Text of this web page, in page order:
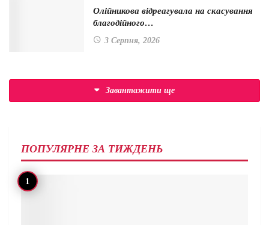
Олійникова відреагувала на скасування
благодійного…
3 Серпня, 2026
Завантажити ще
ПОПУЛЯРНЕ ЗА ТИЖДЕНЬ